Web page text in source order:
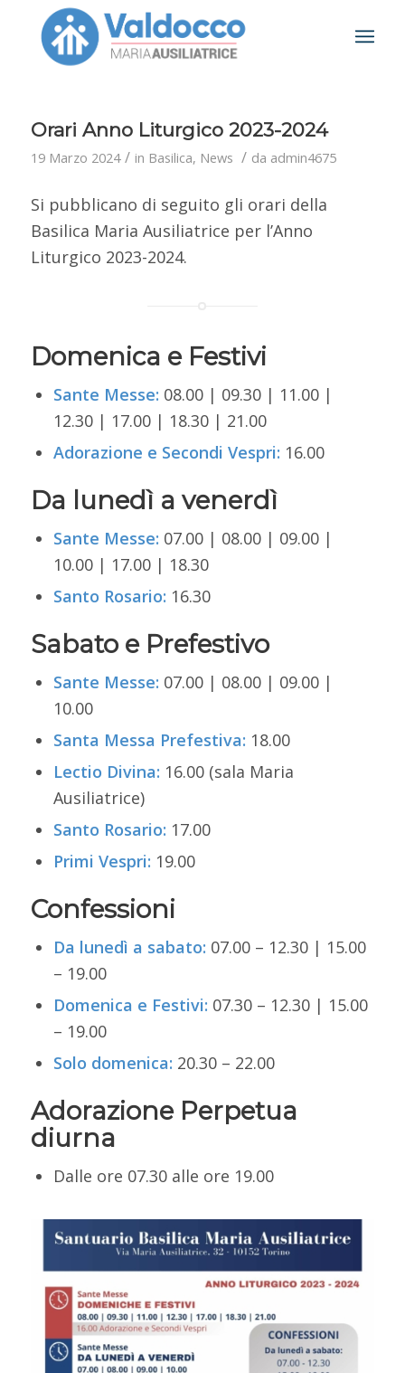
Orari Anno Liturgico 2023-2024
19 Marzo 2024 / in Basilica, News / da admin4675
Si pubblicano di seguito gli orari della
Basilica Maria Ausiliatrice per l’Anno
Liturgico 2023-2024.
Domenica e Festivi
Sante Messe: 08.00 | 09.30 | 11.00 |
12.30 | 17.00 | 18.30 | 21.00
Adorazione e Secondi Vespri: 16.00
Da lunedì a venerdì
Sante Messe: 07.00 | 08.00 | 09.00 |
10.00 | 17.00 | 18.30
Santo Rosario: 16.30
Sabato e Prefestivo
Sante Messe: 07.00 | 08.00 | 09.00 |
10.00
Santa Messa Prefestiva: 18.00
Lectio Divina: 16.00 (sala Maria
Ausiliatrice)
Santo Rosario: 17.00
Primi Vespri: 19.00
Confessioni
Da lunedì a sabato: 07.00 – 12.30 | 15.00
– 19.00
Domenica e Festivi: 07.30 – 12.30 | 15.00
– 19.00
Solo domenica: 20.30 – 22.00
Adorazione Perpetua
diurna
Dalle ore 07.30 alle ore 19.00